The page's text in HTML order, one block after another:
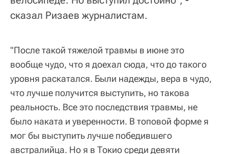
сказал Ризаев журналистам.
"После такой тяжелой травмы в июне это
вообще чудо, что я доехал сюда, что до такого
уровня раскатался. Были надежды, вера в чудо,
что лучше получится выступить, но такова
реальность. Все это последствия травмы, не
было наката и уверенности. В топовой форме я
мог бы выступить лучше победившего
австралийца. Но я в Токио среди девяти